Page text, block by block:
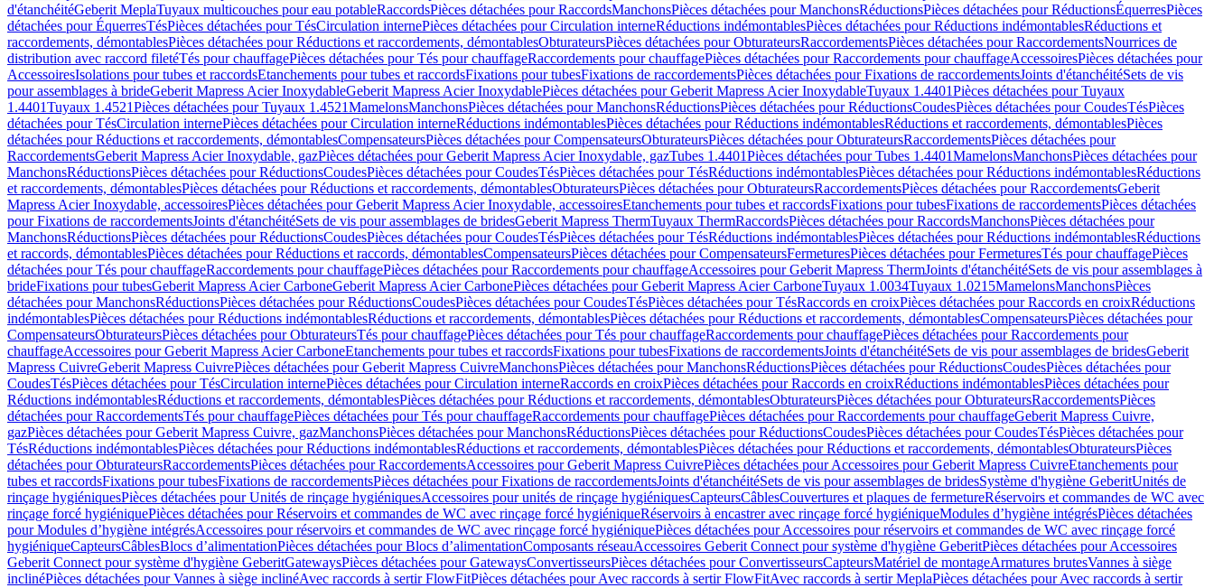
d'étanchéitéGeberit MeplaTuyaux multicouches pour eau potableRaccordsPièces détachées pour RaccordsManchonsPièces détachées pour ManchonsRéductionsPièces détachées pour RéductionsÉquerresPièces
détachées pour ÉquerresTésPièces détachées pour TésCirculation internePièces détachées pour Circulation interneRéductions indémontablesPièces détachées pour Réductions indémontablesRéductions et
raccordements, démontablesPièces détachées pour Réductions et raccordements, démontablesObturateursPièces détachées pour ObturateursRaccordementsPièces détachées pour RaccordementsNourrices de
distribution avec raccord filetéTés pour chauffagePièces détachées pour Tés pour chauffageRaccordements pour chauffagePièces détachées pour Raccordements pour chauffageAccessoiresPièces détachées pour
AccessoiresIsolations pour tubes et raccordsEtanchements pour tubes et raccordsFixations pour tubesFixations de raccordementsPièces détachées pour Fixations de raccordementsJoints d'étanchéitéSets de vis
pour assemblages à brideGeberit Mapress Acier InoxydableGeberit Mapress Acier InoxydablePièces détachées pour Geberit Mapress Acier InoxydableTuyaux 1.4401Pièces détachées pour Tuyaux
1.4401Tuyaux 1.4521Pièces détachées pour Tuyaux 1.4521MamelonsManchonsPièces détachées pour ManchonsRéductionsPièces détachées pour RéductionsCoudesPièces détachées pour CoudesTésPièces
détachées pour TésCirculation internePièces détachées pour Circulation interneRéductions indémontablesPièces détachées pour Réductions indémontablesRéductions et raccordements, démontablesPièces
détachées pour Réductions et raccordements, démontablesCompensateursPièces détachées pour CompensateursObturateursPièces détachées pour ObturateursRaccordementsPièces détachées pour
RaccordementsGeberit Mapress Acier Inoxydable, gazPièces détachées pour Geberit Mapress Acier Inoxydable, gazTubes 1.4401Pièces détachées pour Tubes 1.4401MamelonsManchonsPièces détachées pour
ManchonsRéductionsPièces détachées pour RéductionsCoudesPièces détachées pour CoudesTésPièces détachées pour TésRéductions indémontablesPièces détachées pour Réductions indémontablesRéductions
et raccordements, démontablesPièces détachées pour Réductions et raccordements, démontablesObturateursPièces détachées pour ObturateursRaccordementsPièces détachées pour RaccordementsGeberit
Mapress Acier Inoxydable, accessoiresPièces détachées pour Geberit Mapress Acier Inoxydable, accessoiresEtanchements pour tubes et raccordsFixations pour tubesFixations de raccordementsPièces détachées
pour Fixations de raccordementsJoints d'étanchéitéSets de vis pour assemblages de bridesGeberit Mapress ThermTuyaux ThermRaccordsPièces détachées pour RaccordsManchonsPièces détachées pour
ManchonsRéductionsPièces détachées pour RéductionsCoudesPièces détachées pour CoudesTésPièces détachées pour TésRéductions indémontablesPièces détachées pour Réductions indémontablesRéductions
et raccords, démontablesPièces détachées pour Réductions et raccords, démontablesCompensateursPièces détachées pour CompensateursFermeturesPièces détachées pour FermeturesTés pour chauffagePièces
détachées pour Tés pour chauffageRaccordements pour chauffagePièces détachées pour Raccordements pour chauffageAccessoires pour Geberit Mapress ThermJoints d'étanchéitéSets de vis pour assemblages à
brideFixations pour tubesGeberit Mapress Acier CarboneGeberit Mapress Acier CarbonePièces détachées pour Geberit Mapress Acier CarboneTuyaux 1.0034Tuyaux 1.0215MamelonsManchonsPièces
détachées pour ManchonsRéductionsPièces détachées pour RéductionsCoudesPièces détachées pour CoudesTésPièces détachées pour TésRaccords en croixPièces détachées pour Raccords en croixRéductions
indémontablesPièces détachées pour Réductions indémontablesRéductions et raccordements, démontablesPièces détachées pour Réductions et raccordements, démontablesCompensateursPièces détachées pour
CompensateursObturateursPièces détachées pour ObturateursTés pour chauffagePièces détachées pour Tés pour chauffageRaccordements pour chauffagePièces détachées pour Raccordements pour
chauffageAccessoires pour Geberit Mapress Acier CarboneEtanchements pour tubes et raccordsFixations pour tubesFixations de raccordementsJoints d'étanchéitéSets de vis pour assemblages de bridesGeberit
Mapress CuivreGeberit Mapress CuivrePièces détachées pour Geberit Mapress CuivreManchonsPièces détachées pour ManchonsRéductionsPièces détachées pour RéductionsCoudesPièces détachées pour
CoudesTésPièces détachées pour TésCirculation internePièces détachées pour Circulation interneRaccords en croixPièces détachées pour Raccords en croixRéductions indémontablesPièces détachées pour
Réductions indémontablesRéductions et raccordements, démontablesPièces détachées pour Réductions et raccordements, démontablesObturateursPièces détachées pour ObturateursRaccordementsPièces
détachées pour RaccordementsTés pour chauffagePièces détachées pour Tés pour chauffageRaccordements pour chauffagePièces détachées pour Raccordements pour chauffageGeberit Mapress Cuivre,
gazPièces détachées pour Geberit Mapress Cuivre, gazManchonsPièces détachées pour ManchonsRéductionsPièces détachées pour RéductionsCoudesPièces détachées pour CoudesTésPièces détachées pour
TésRéductions indémontablesPièces détachées pour Réductions indémontablesRéductions et raccordements, démontablesPièces détachées pour Réductions et raccordements, démontablesObturateursPièces
détachées pour ObturateursRaccordementsPièces détachées pour RaccordementsAccessoires pour Geberit Mapress CuivrePièces détachées pour Accessoires pour Geberit Mapress CuivreEtanchements pour
tubes et raccordsFixations pour tubesFixations de raccordementsPièces détachées pour Fixations de raccordementsJoints d'étanchéitéSets de vis pour assemblages de bridesSystème d'hygiène GeberitUnités de
rinçage hygiéniquesPièces détachées pour Unités de rinçage hygiéniquesAccessoires pour unités de rinçage hygiéniquesCapteursCâblesCouvertures et plaques de fermetureRéservoirs et commandes de WC avec
rinçage forcé hygiéniquePièces détachées pour Réservoirs et commandes de WC avec rinçage forcé hygiéniqueRéservoirs à encastrer avec rinçage forcé hygiéniqueModules d’hygiène intégrésPièces détachées
pour Modules d’hygiène intégrésAccessoires pour réservoirs et commandes de WC avec rinçage forcé hygiéniquePièces détachées pour Accessoires pour réservoirs et commandes de WC avec rinçage forcé
hygiéniqueCapteursCâblesBlocs d’alimentationPièces détachées pour Blocs d’alimentationComposants réseauAccessoires Geberit Connect pour système d'hygiène GeberitPièces détachées pour Accessoires
Geberit Connect pour système d'hygiène GeberitGatewaysPièces détachées pour GatewaysConvertisseursPièces détachées pour ConvertisseursCapteursMatériel de montageArmatures brutesVannes à siège
inclinéPièces détachées pour Vannes à siège inclinéAvec raccords à sertir FlowFitPièces détachées pour Avec raccords à sertir FlowFitAvec raccords à sertir MeplaPièces détachées pour Avec raccords à sertir